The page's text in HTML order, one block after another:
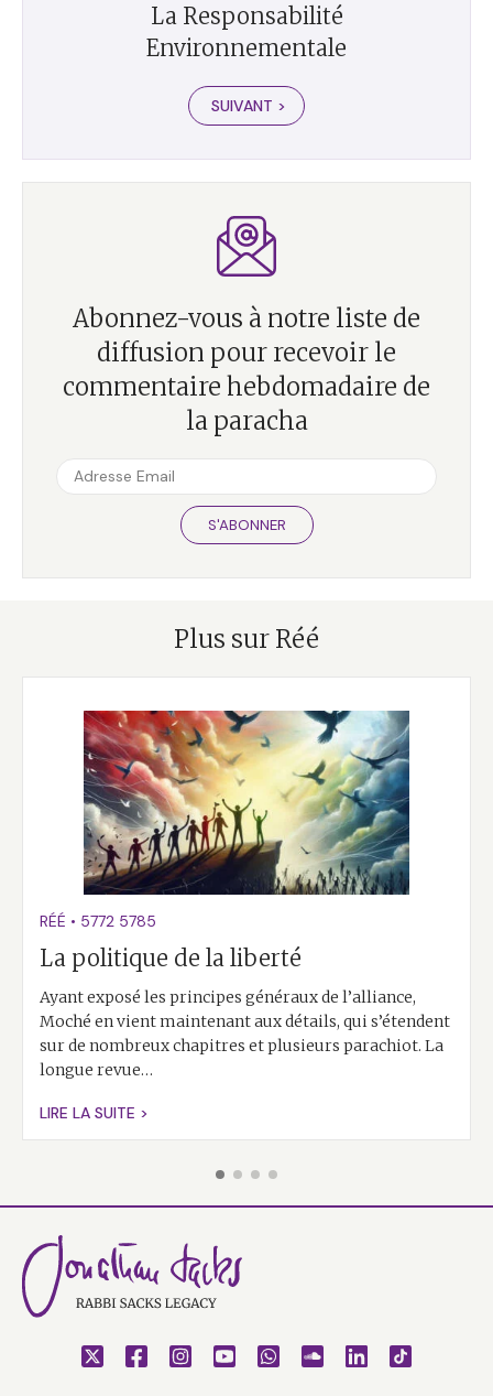
La Responsabilité
Environnementale
SUIVANT >
Abonnez-vous à notre liste de
diffusion pour recevoir le
commentaire hebdomadaire de
la paracha
S'ABONNER
Plus sur Réé
RÉÉ • 5772 5785
La politique de la liberté
Ayant exposé les principes généraux de l’alliance,
Moché en vient maintenant aux détails, qui s’étendent
sur de nombreux chapitres et plusieurs parachiot. La
longue revue…
LIRE LA SUITE >